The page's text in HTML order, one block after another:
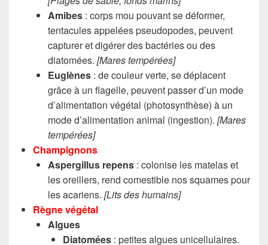
Amibes : corps mou pouvant se déformer,
tentacules appelées pseudopodes, peuvent
capturer et digérer des bactéries ou des
diatomées. [Mares tempérées]
Euglènes : de couleur verte, se déplacent
grâce à un flagelle, peuvent passer d’un mode
d’alimentation végétal (photosynthèse) à un
mode d’alimentation animal (ingestion). [Mares
tempérées]
Champignons
Aspergillus repens : colonise les matelas et
les oreillers, rend comestible nos squames pour
les acariens. [Lits des humains]
Règne végétal
Algues
Diatomées : petites algues unicellulaires.